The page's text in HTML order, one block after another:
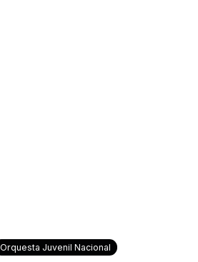
Orquesta Juvenil Nacional